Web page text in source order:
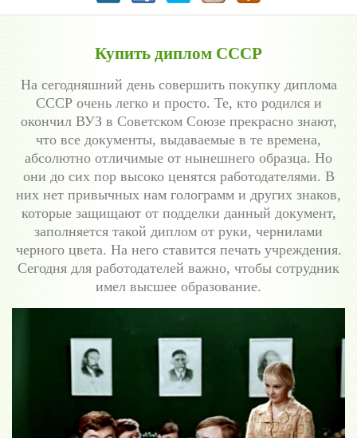
Купить диплом СССР
На сегодняшний день совершить покупку диплома
СССР очень легко и просто. Те, кто родился и
окончил ВУЗ в Советском Союзе прекрасно знают,
что все документы, выдаваемые в те времена,
абсолютно отличимые от нынешнего образца. Но
они до сих пор высоко ценятся работодателями. В
них нет привычных нам голограмм и других знаков,
которые защищают от подделки данный документ,
заполняется такой диплом от руки, чернилами
черного цвета. На него ставится печать учреждения.
Сегодня для работодателей важно, чтобы сотрудник
имел высшее образование.